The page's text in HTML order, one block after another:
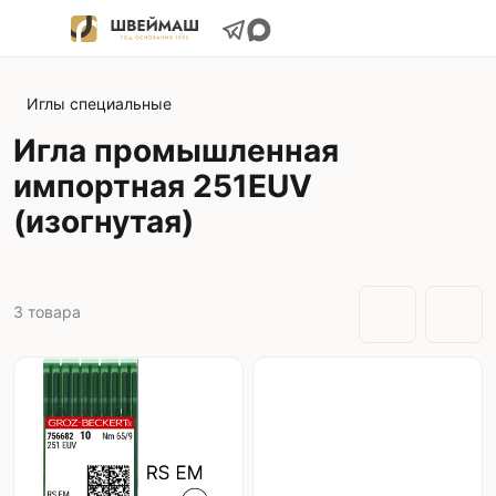
Иглы специальные
Игла промышленная
импортная 251EUV
(изогнутая)
3 товара